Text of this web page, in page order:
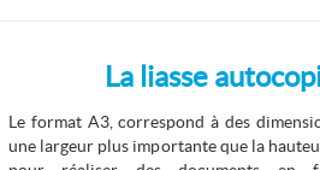
La liasse
Le format A3, correspond à des
une largeur plus importante que la